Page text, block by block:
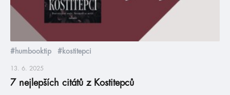
#humbooktip #kostitepci
13. 6. 2025
7 nejlepších citátů z Kostitepců